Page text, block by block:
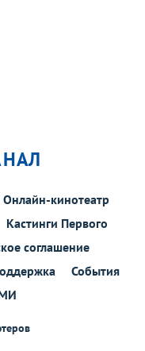
Онлайн-кинотеатр
Кастинги Первого
соглашение
События